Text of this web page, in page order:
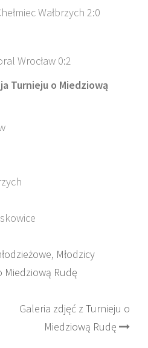
Wałbrzych 2:0
Wrocław 0:2
Turnieju o Miedziową
, Młodzicy
Miedziową Rudę
Galeria zdjęć z Turnieju o
Miedziową Rudę